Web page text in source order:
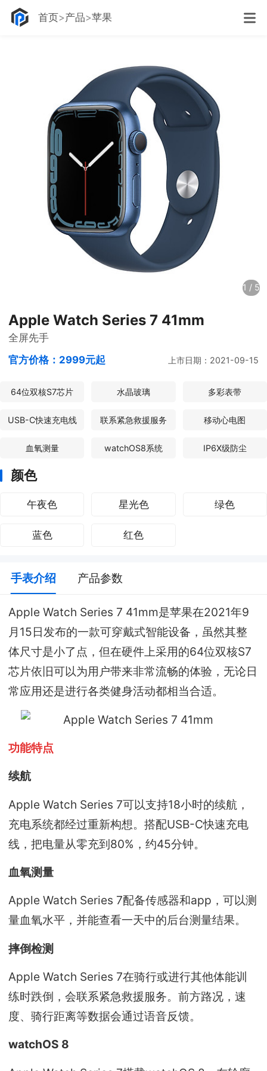
首页 产品 苹果
1 / 5
Apple Watch Series 7 41mm
全屏先手
官方价格： 2999元起 上市日期：2021-09-15
64位双核S7芯片 水晶玻璃 多彩表带
USB-C快速充电线 联系紧急救援服务 移动心电图
血氧测量 watchOS8系统 IP6X级防尘
颜色
午夜色 星光色 绿色
蓝色 红色
手表介绍 产品参数
Apple Watch Series 7 41mm是苹果在2021年9
月15日发布的一款可穿戴式智能设备，虽然其整
体尺寸是小了点，但在硬件上采用的64位双核S7
芯片依旧可以为用户带来非常流畅的体验，无论日
常应用还是进行各类健身活动都相当合适。
功能特点
续航
Apple Watch Series 7可以支持18小时的续航，
充电系统都经过重新构想。搭配USB-C快速充电
线，把电量从零充到80%，约45分钟。
血氧测量
Apple Watch Series 7配备传感器和app，可以测
量血氧水平，并能查看一天中的后台测量结果。
摔倒检测
Apple Watch Series 7在骑行或进行其他体能训
练时跌倒，会联系紧急救援服务。前方路况，速
度、骑行距离等数据会通过语音反馈。
watchOS 8